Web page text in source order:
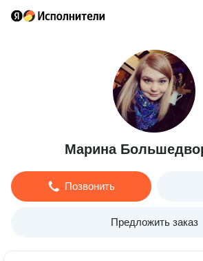
Марина
Позвонить
Предложить заказ